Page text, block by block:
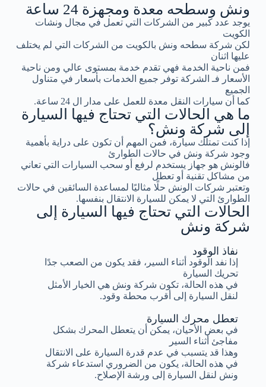
ونش وسطحه معدة ومجهزة 24 ساعة
يوجد عدد كبير من الشركات التي تعمل في مجال ونشات
الكويت
لكن شركة سطحه ونش بالكويت من الشركات التي لم يختلف
عليها اثنان
فمن ناحية الخدمة فهي تقدم خدمة بمستوى عالي ومن ناحية
الأسعار فـ الشركة توفر جميع الخدمات بأسعار في متناول
الجميع
كما أن سيارات النقل معدة للعمل على مدار ال 24 ساعة.
ما هي الحالات التي تحتاج فيها السيارة
إلى شركة ونش؟
إذا كنت تمتلك سيارة، فمن المهم أن تكون على دراية بأهمية
وجود شركة ونش في حالات الطوارئ
فالونش هو جهاز يستخدم لرفع أو سحب السيارات التي تعاني
من مشاكل تقنية أو تعطل
وتعتبر شركات الونش حلًا مثاليًا لمساعدة السائقين في حالات
الطوارئ التي لا يمكن للسيارة الانتقال بنفسها.
الحالات التي تحتاج فيها السيارة إلى
شركة ونش
تعطل محرك السيارة
في بعض الأحيان، يمكن أن يتعطل المحرك بشكل
مفاجئ أثناء السير
وهذا قد يتسبب في عدم قدرة السيارة على الانتقال
في هذه الحالة، يكون من الضروري استدعاء شركة
ونش لنقل السيارة إلى ورشة الإصلاح.
نفاذ الوقود
إذا نفد الوقود أثناء السير، فقد يكون من الصعب جدًا
تحريك السيارة
في هذه الحالة، تكون شركة ونش هي الخيار الأمثل
لنقل السيارة إلى أقرب محطة وقود.